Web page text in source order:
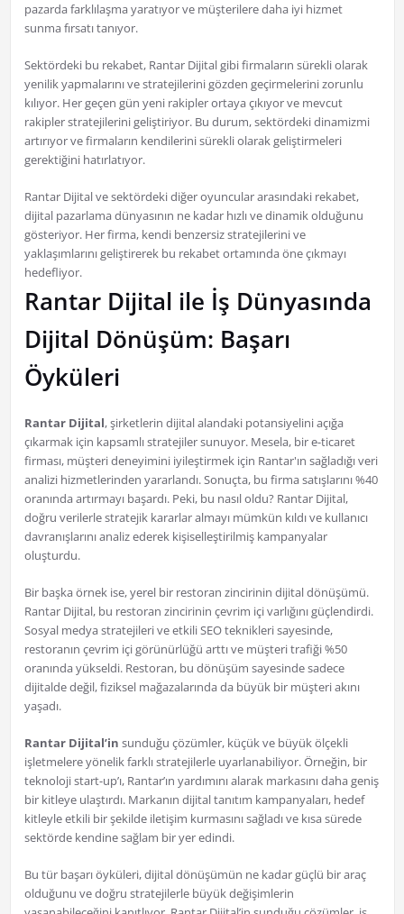
pazarda farklılaşma yaratıyor ve müşterilere daha iyi hizmet
sunma fırsatı tanıyor.
Sektördeki bu rekabet, Rantar Dijital gibi firmaların sürekli olarak
yenilik yapmalarını ve stratejilerini gözden geçirmelerini zorunlu
kılıyor. Her geçen gün yeni rakipler ortaya çıkıyor ve mevcut
rakipler stratejilerini geliştiriyor. Bu durum, sektördeki dinamizmi
artırıyor ve firmaların kendilerini sürekli olarak geliştirmeleri
gerektiğini hatırlatıyor.
Rantar Dijital ve sektördeki diğer oyuncular arasındaki rekabet,
dijital pazarlama dünyasının ne kadar hızlı ve dinamik olduğunu
gösteriyor. Her firma, kendi benzersiz stratejilerini ve
yaklaşımlarını geliştirerek bu rekabet ortamında öne çıkmayı
hedefliyor.
Rantar Dijital ile İş Dünyasında
Dijital Dönüşüm: Başarı
Öyküleri
Rantar Dijital, şirketlerin dijital alandaki potansiyelini açığa
çıkarmak için kapsamlı stratejiler sunuyor. Mesela, bir e-ticaret
firması, müşteri deneyimini iyileştirmek için Rantar'ın sağladığı veri
analizi hizmetlerinden yararlandı. Sonuçta, bu firma satışlarını %40
oranında artırmayı başardı. Peki, bu nasıl oldu? Rantar Dijital,
doğru verilerle stratejik kararlar almayı mümkün kıldı ve kullanıcı
davranışlarını analiz ederek kişiselleştirilmiş kampanyalar
oluşturdu.
Bir başka örnek ise, yerel bir restoran zincirinin dijital dönüşümü.
Rantar Dijital, bu restoran zincirinin çevrim içi varlığını güçlendirdi.
Sosyal medya stratejileri ve etkili SEO teknikleri sayesinde,
restoranın çevrim içi görünürlüğü arttı ve müşteri trafiği %50
oranında yükseldi. Restoran, bu dönüşüm sayesinde sadece
dijitalde değil, fiziksel mağazalarında da büyük bir müşteri akını
yaşadı.
Rantar Dijital’in sunduğu çözümler, küçük ve büyük ölçekli
işletmelere yönelik farklı stratejilerle uyarlanabiliyor. Örneğin, bir
teknoloji start-up’ı, Rantar’ın yardımını alarak markasını daha geniş
bir kitleye ulaştırdı. Markanın dijital tanıtım kampanyaları, hedef
kitleyle etkili bir şekilde iletişim kurmasını sağladı ve kısa sürede
sektörde kendine sağlam bir yer edindi.
Bu tür başarı öyküleri, dijital dönüşümün ne kadar güçlü bir araç
olduğunu ve doğru stratejilerle büyük değişimlerin